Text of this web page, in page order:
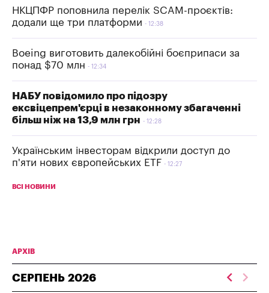
НКЦПФР поповнила перелік SCAM-проєктів:
додали ще три платформи
12:38
Boeing виготовить далекобійні боєприпаси за
понад $70 млн
12:34
НАБУ повідомило про підозру
ексвіцепрем'єрці в незаконному збагаченні
більш ніж на 13,9 млн грн
12:28
Українським інвесторам відкрили доступ до
п'яти нових європейських ETF
12:27
ВСІ НОВИНИ
АРХІВ
СЕРПЕНЬ 2026